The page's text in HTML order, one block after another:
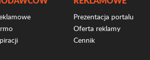
Prezentacja portalu
Oferta reklamy
Cennik